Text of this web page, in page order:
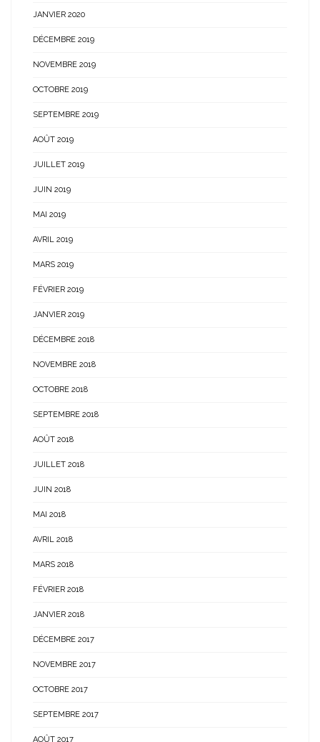
JANVIER 2020
DÉCEMBRE 2019
NOVEMBRE 2019
OCTOBRE 2019
SEPTEMBRE 2019
AOÛT 2019
JUILLET 2019
JUIN 2019
MAI 2019
AVRIL 2019
MARS 2019
FÉVRIER 2019
JANVIER 2019
DÉCEMBRE 2018
NOVEMBRE 2018
OCTOBRE 2018
SEPTEMBRE 2018
AOÛT 2018
JUILLET 2018
JUIN 2018
MAI 2018
AVRIL 2018
MARS 2018
FÉVRIER 2018
JANVIER 2018
DÉCEMBRE 2017
NOVEMBRE 2017
OCTOBRE 2017
SEPTEMBRE 2017
AOÛT 2017